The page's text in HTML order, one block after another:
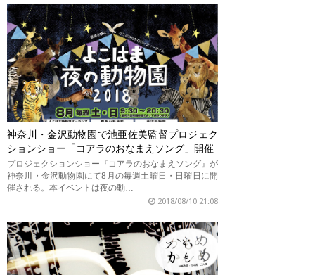
神奈川・金沢動物園で池亜佐美監督プロジェク
ションショー「コアラのおなまえソング」開催
プロジェクションショー『コアラのおなまえソング』が
神奈川・金沢動物園にて8月の毎週土曜日・日曜日に開
催される。本イベントは夜の動…
2018/08/10 21:08